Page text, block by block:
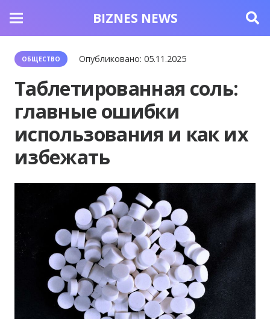
BIZNES NEWS
ОБЩЕСТВО Опубликовано:05.11.2025
Таблетированная соль:
главные ошибки
использования и как их
избежать